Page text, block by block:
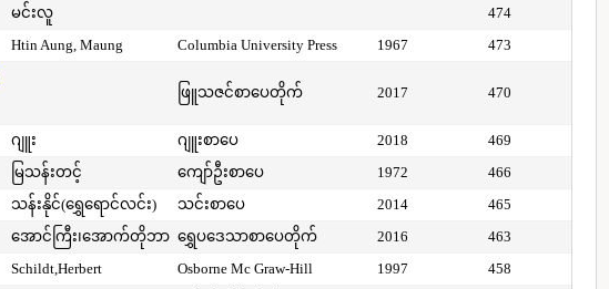
မင်းလူ
474
Htin Aung, Maung Columbia University Press 1967 473
ဖြူသဇင်စာပေတိုက် 2017 470
ဂျူး ဂျူးစာပေ 2018
469
မြသန်းတင့် ကျော်ဦးစာပေ 1972
466
သန်းနိုင်(ရွှေရောင်လင်း) သင်းစာပေ 2014
465
အောင်ကြီး၊အောက်တိုဘာ ရွှေပဒေသာစာပေတိုက် 2016
463
Schildt,Herbert Osborne Mc Graw-Hill 1997
458